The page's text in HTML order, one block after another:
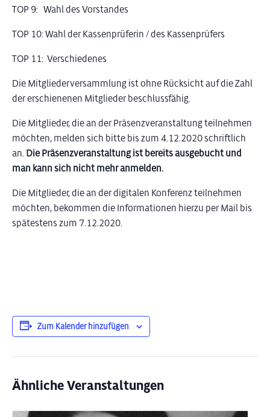
TOP 9: Wahl des Vorstandes
TOP 10: Wahl der Kassenprüferin / des Kassenprüfers
TOP 11: Verschiedenes
Die Mitgliederversammlung ist ohne Rücksicht auf die Zahl
der erschienenen Mitglieder beschlussfähig.
Die Mitglieder, die an der Präsenzveranstaltung teilnehmen
möchten, melden sich bitte bis zum 4.12.2020 schriftlich
an. Die Präsenzveranstaltung ist bereits ausgebucht und
man kann sich nicht mehr anmelden.
Die Mitglieder, die an der digitalen Konferenz teilnehmen
möchten, bekommen die Informationen hierzu per Mail bis
spätestens zum 7.12.2020.
Zum Kalender hinzufügen
Ähnliche Veranstaltungen